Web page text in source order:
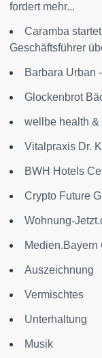
fordert mehr...
Caramba
Geschäftsführer
Barbara Urban
Glockenbrot
wellbe health &
Vitalpraxis Dr.
BWH Hotels
Crypto Future
Wohnung-
Medien.Bayern
Auszeichnung
Vermischtes
Unterhaltung
Musik